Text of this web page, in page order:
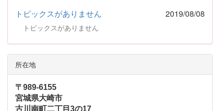
トピックスがありません 2019/08/08
トピックスがありません
所在地
〒989-6155
宮城県大崎市
古川南町二丁目3の17